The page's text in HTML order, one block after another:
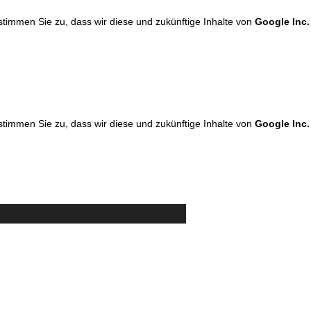
Sie zu, dass wir diese und zukünftige Inhalte von Google Inc.
Sie zu, dass wir diese und zukünftige Inhalte von Google Inc.